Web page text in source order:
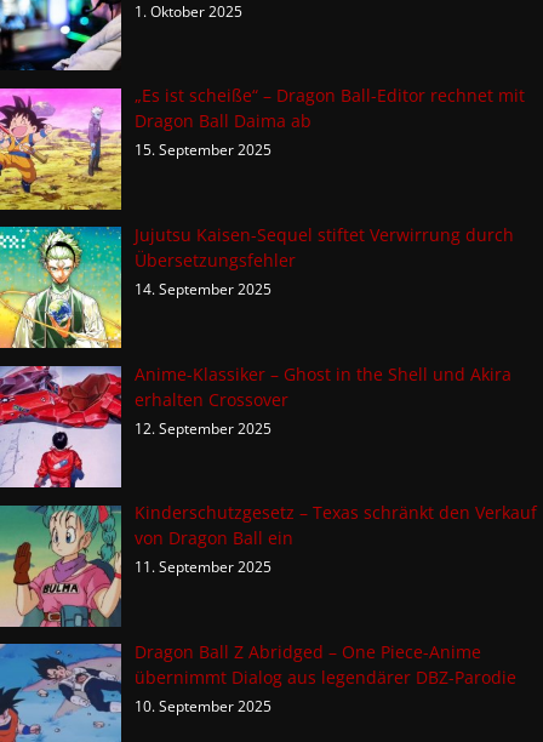
1. Oktober 2025
„Es ist scheiße“ – Dragon Ball-Editor rechnet mit
Dragon Ball Daima ab
15. September 2025
Jujutsu Kaisen-Sequel stiftet Verwirrung durch
Übersetzungsfehler
14. September 2025
Anime-Klassiker – Ghost in the Shell und Akira
erhalten Crossover
12. September 2025
Kinderschutzgesetz – Texas schränkt den Verkauf
von Dragon Ball ein
11. September 2025
Dragon Ball Z Abridged – One Piece-Anime
übernimmt Dialog aus legendärer DBZ-Parodie
10. September 2025